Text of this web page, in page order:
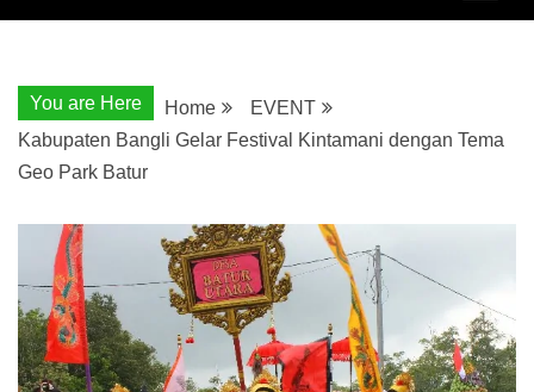
You are Here Home
EVENT
Kabupaten Bangli Gelar Festival Kintamani dengan Tema
Geo Park Batur